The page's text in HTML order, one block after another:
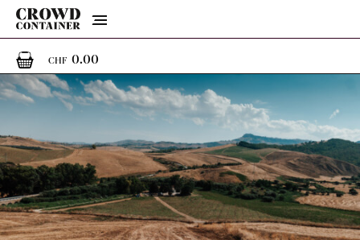
Menu
CHF 0.000 Artikel im Warenkorb